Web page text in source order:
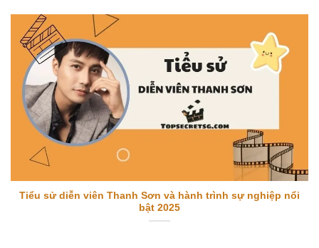
Tiểu sử diễn viên Thanh Sơn và hành trình sự nghiệp nổi
bật 2025